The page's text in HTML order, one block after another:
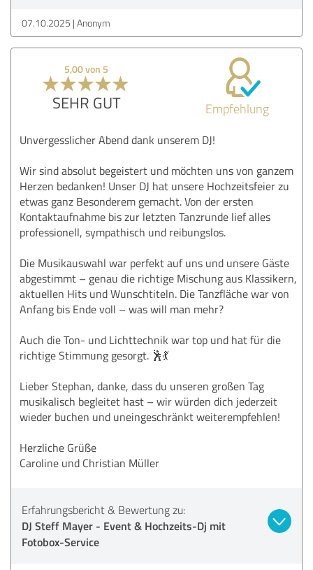
07.10.2025 Anonym
5,00 von 5
SEHR GUT Empfehlung
Unvergesslicher Abend dank unserem DJ!
Wir sind absolut begeistert und möchten uns von ganzem
Herzen bedanken! Unser DJ hat unsere Hochzeitsfeier zu
etwas ganz Besonderem gemacht. Von der ersten
Kontaktaufnahme bis zur letzten Tanzrunde lief alles
professionell, sympathisch und reibungslos.
Die Musikauswahl war perfekt auf uns und unsere Gäste
abgestimmt – genau die richtige Mischung aus Klassikern,
aktuellen Hits und Wunschtiteln. Die Tanzfläche war von
Anfang bis Ende voll – was will man mehr?
Auch die Ton- und Lichttechnik war top und hat für die
richtige Stimmung gesorgt. 🕺💃
Lieber Stephan, danke, dass du unseren großen Tag
musikalisch begleitet hast – wir würden dich jederzeit
wieder buchen und uneingeschränkt weiterempfehlen!
Herzliche Grüße
Caroline und Christian Müller
Erfahrungsbericht & Bewertung zu:
DJ Steff Mayer - Event & Hochzeits-Dj mit
Fotobox-Service